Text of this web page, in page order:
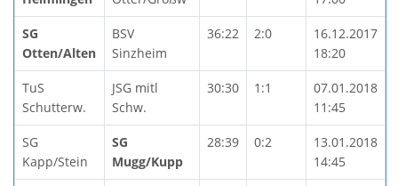
SG
Otten/Alten
BSV
Sinzheim
36:22 2:0
16.12.2017
18:20
TuS
Schutterw.
JSG mitl
Schw.
30:30 1:1
07.01.2018
11:45
SG
Kapp/Stein
SG
Mugg/Kupp
28:39 0:2
13.01.2018
14:45